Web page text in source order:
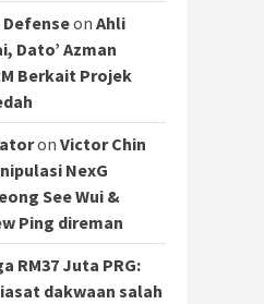
on Ahli
Dato’ Azman
Berkait Projek
on Victor Chin
NexG
See Wui &
Ping direman
RM37 Juta PRG:
dakwaan salah